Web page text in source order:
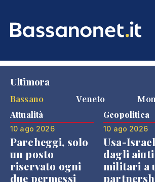
Ultimora
Bassano
Veneto
Attualità
10 ago 2026
Parcheggi, solo
un posto
riservato ogni
due permessi
Geopolitica
10 ago 2026
Usa-
dagli aiuti
militari a